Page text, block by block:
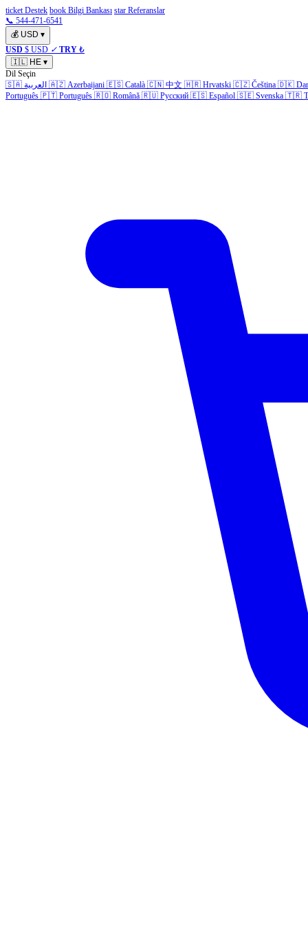
ticket Destek book Bilgi Bankası star Referanslar
📞 544-471-6541
💰 USD ▾
USD $ USD ✓ TRY ₺
🇮🇱 HE ▾
Dil Seçin
🇸🇦 العربية 🇦🇿 Azerbaijani 🇪🇸 Català 🇨🇳 中文 🇭🇷 Hrvatski 🇨🇿 Čeština 🇩🇰
Português 🇵🇹 Português 🇷🇴 Română 🇷🇺 Русский 🇪🇸 Español 🇸🇪 Svenska 🇹🇷